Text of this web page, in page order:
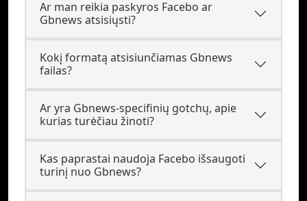
Ar man reikia paskyros Facebo ar
Gbnews atsisiųsti?
Kokį formatą atsisiunčiamas Gbnews
failas?
Ar yra Gbnews-specifinių gotchų, apie
kurias turėčiau žinoti?
Kas paprastai naudoja Facebo išsaugoti
turinį nuo Gbnews?